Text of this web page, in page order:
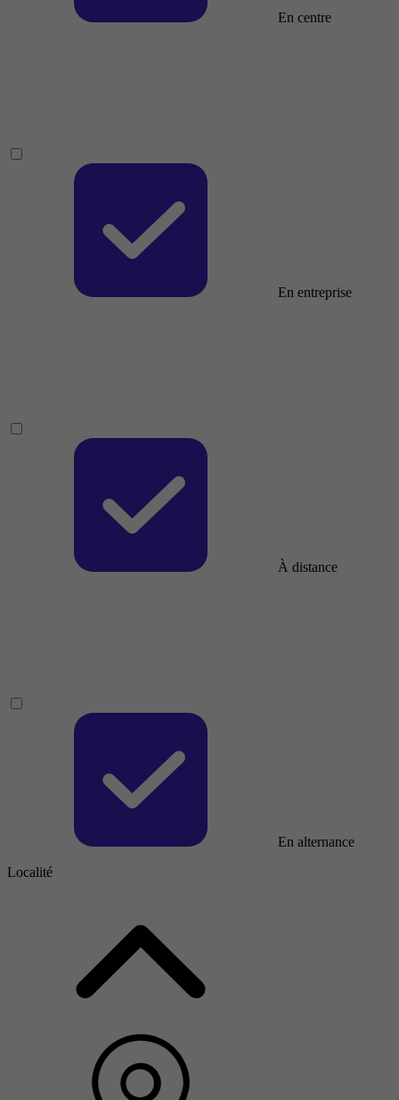
En centre
En entreprise
À distance
En alternance
Localité